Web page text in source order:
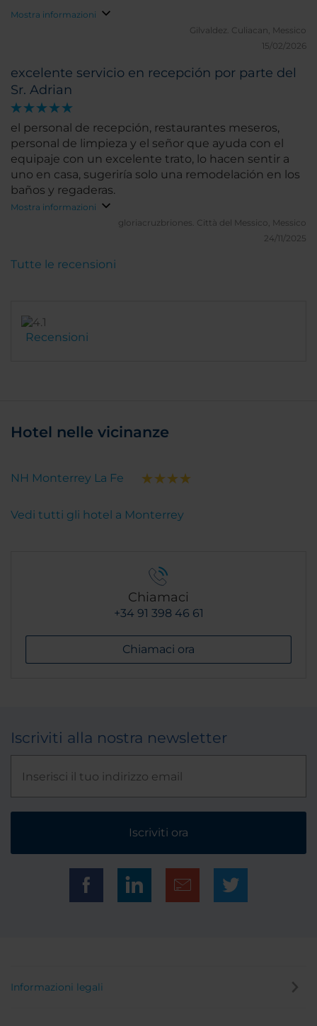
Mostra informazioni
Gilvaldez. Culiacan, Messico
15/02/2026
excelente servicio en recepción por parte del
Sr. Adrian
el personal de recepción, restaurantes meseros,
personal de limpieza y el señor que ayuda con el
equipaje con un excelente trato, lo hacen sentir a
uno en casa, sugeriría solo una remodelación en los
baños y regaderas.
Mostra informazioni
gloriacruzbriones. Città del Messico, Messico
24/11/2025
Recensioni
Tutte le recensioni
Hotel nelle vicinanze
NH Monterrey La Fe
Vedi tutti gli hotel a Monterrey
Chiamaci
+34 91 398 46 61
Chiamaci ora
Iscriviti alla nostra newsletter
Iscriviti ora
Informazioni legali